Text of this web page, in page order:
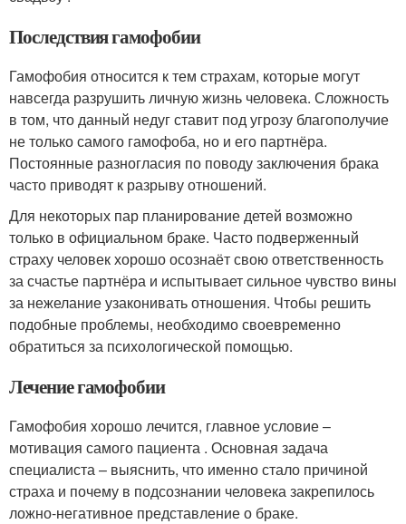
Последствия гамофобии
Гамофобия относится к тем страхам, которые могут
навсегда разрушить личную жизнь человека. Сложность
в том, что данный недуг ставит под угрозу благополучие
не только самого гамофоба, но и его партнёра.
Постоянные разногласия по поводу заключения брака
часто приводят к разрыву отношений.
Для некоторых пар планирование детей возможно
только в официальном браке. Часто подверженный
страху человек хорошо осознаёт свою ответственность
за счастье партнёра и испытывает сильное чувство вины
за нежелание узаконивать отношения. Чтобы решить
подобные проблемы, необходимо своевременно
обратиться за психологической помощью.
Лечение гамофобии
Гамофобия хорошо лечится, главное условие –
мотивация самого пациента . Основная задача
специалиста – выяснить, что именно стало причиной
страха и почему в подсознании человека закрепилось
ложно-негативное представление о браке.